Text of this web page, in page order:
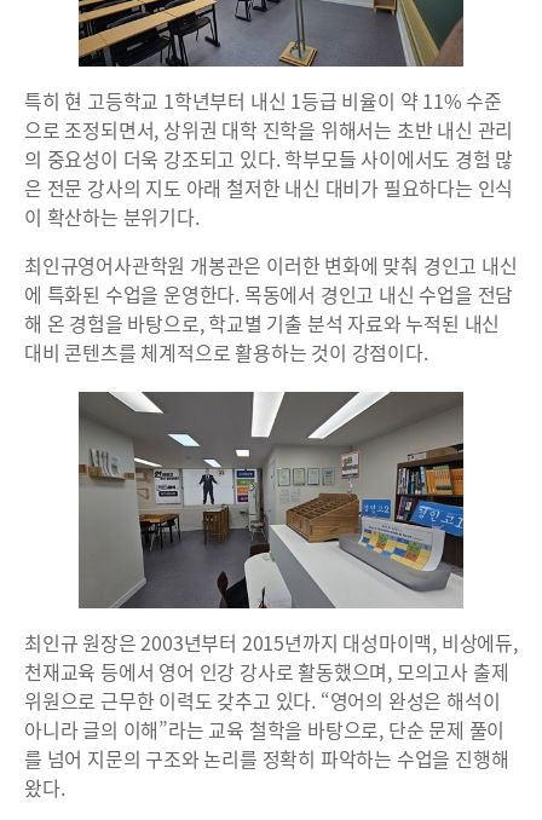
특히 현 고등학교 1학년부터 내신 1등급 비율이 약 11% 수준
으로 조정되면서, 상위권 대학 진학을 위해서는 초반 내신 관리
의 중요성이 더욱 강조되고 있다. 학부모들 사이에서도 경험 많
은 전문 강사의 지도 아래 철저한 내신 대비가 필요하다는 인식
이 확산하는 분위기다.
최인규영어사관학원 개봉관은 이러한 변화에 맞춰 경인고 내신
에 특화된 수업을 운영한다. 목동에서 경인고 내신 수업을 전담
해 온 경험을 바탕으로, 학교별 기출 분석 자료와 누적된 내신
대비 콘텐츠를 체계적으로 활용하는 것이 강점이다.
최인규 원장은 2003년부터 2015년까지 대성마이맥, 비상에듀,
천재교육 등에서 영어 인강 강사로 활동했으며, 모의고사 출제
위원으로 근무한 이력도 갖추고 있다. “영어의 완성은 해석이
아니라 글의 이해”라는 교육 철학을 바탕으로, 단순 문제 풀이
를 넘어 지문의 구조와 논리를 정확히 파악하는 수업을 진행해
왔다.